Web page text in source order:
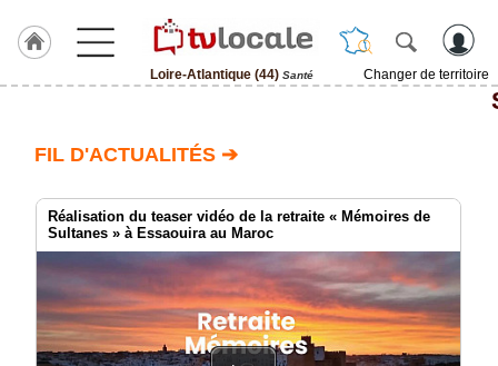
Loire-Atlantique (44) Santé
Changer de territoire
Loire-
Atlantique
France
Accueil
FIL D'ACTUALITÉS ➔
Réalisation du teaser vidéo de la retraite « Mémoires de
Sultanes » à Essaouira au Maroc